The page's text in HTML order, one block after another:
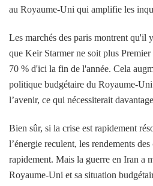
au Royaume-Uni qui amplifie les
Les marchés des paris montrent qu'il
que Keir Starmer ne soit plus
70 % d'ici la fin de l'année. Cela
politique budgétaire du Royaume-
l’avenir, ce qui nécessiterait
Bien sûr, si la crise est rapidement
l’énergie reculent, les rendements
rapidement. Mais la guerre en Iran a
Royaume-Uni et sa situation